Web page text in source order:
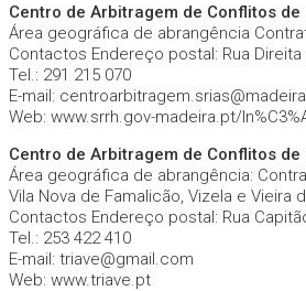
Centro de Arbitragem de Conflitos
Área geográfica de abrangência
Contactos Endereço postal: Rua
Tel.: 291 215 070
E-mail:
Web: www.srrh.gov-madeira.pt/
Centro de Arbitragem de Conflitos
Área geográfica de abrangência:
Vila Nova de Famalicão, Vizela e Vieira
Contactos Endereço postal: Rua
Tel.: 253 422 410
E-mail: triave@gmail.com
Web: www.triave.pt